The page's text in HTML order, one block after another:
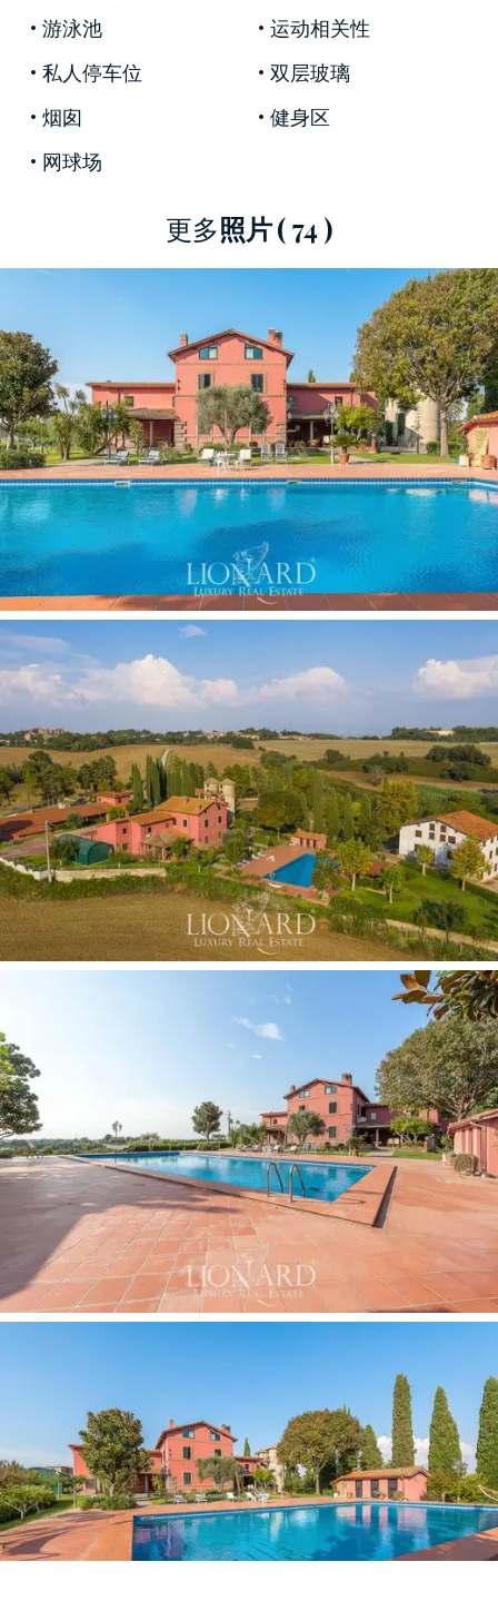
物業外有一個迷人的花園，那裡種有樹木和果
樹，設有一個帶大型日光浴場的大型游泳池，您
可以在夏季放鬆身心；一個浪漫的涼亭，周圍環
繞著玫瑰和芬芳的植物，還有兩個大陽台供您放
鬆並在美好的伴侶中度過美好的時光。
和一棟長約500平方米的長建築物，以前用作馬
s，可容納22匹馬，還有一所約3,000平方米的騎
術學校和相關的圍牆停止和鍛煉。
在廣場的一側有一個帶有相鄰機庫的停機坪。
這個具有非凡魅力的財產代表了一個被綠樹環繞
的小私人天堂，被一個佔地2,000公頃“ La
Castelluccia”的“不侵犯”公頃的農業莊園所包圍，距
離羅馬市中心僅幾分鐘路程，在Cassia大街上僅13
公里避開城市的混亂。
游泳池旁是一棟四層高的建築，分為九個小公
寓，配有浴室，非常適合遊客住宿，還有兩個用
作倉庫的筒倉。
游泳池
运动相关性
私人停车位
双层玻璃
烟囱
健身区
网球场
更多照片( 74 )